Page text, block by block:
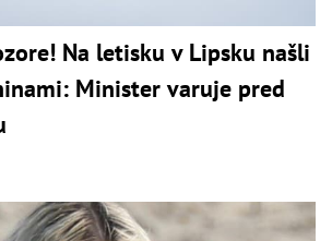
Na letisku v Lipsku našli
Minister varuje pred